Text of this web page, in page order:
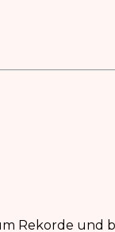
Rekorde und